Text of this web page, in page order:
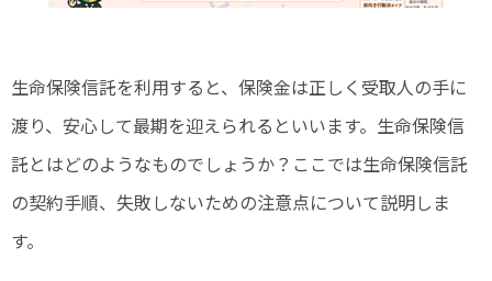
生命保険信託を利用すると、保険金は正しく受取人の手に
渡り、安心して最期を迎えられるといいます。生命保険信
託とはどのようなものでしょうか？ここでは生命保険信託
の契約手順、失敗しないための注意点について説明しま
す。